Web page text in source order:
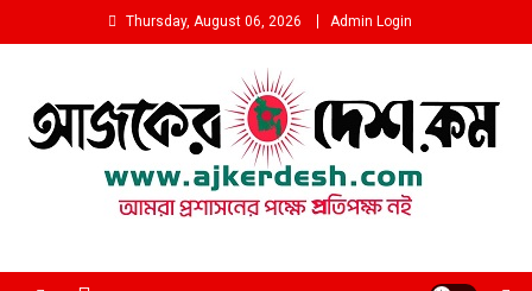
to
Thursday, August 06, 2026 Admin Login